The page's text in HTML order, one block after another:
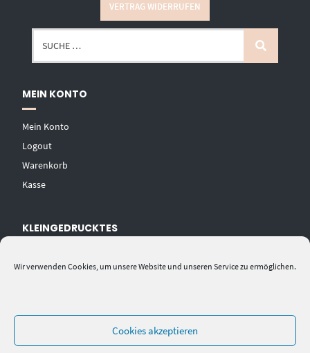
Wir verwenden Cookies, um unsere Website und unseren Service zu ermöglichen.
Cookies akzeptieren
VERTRAG WIDERRUFEN
MEIN KONTO
Mein Konto
Logout
Warenkorb
Kasse
KLEINGEDRUCKTES
Impressum